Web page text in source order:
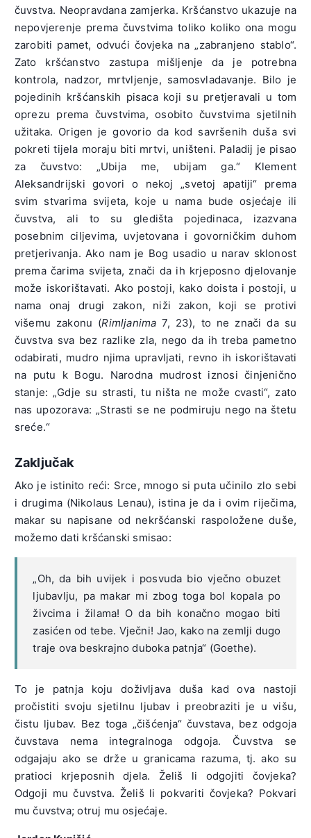
čuvstva. Neopravdana zamjerka. Kršćanstvo ukazuje na
nepovjerenje prema čuvstvima toliko koliko ona mogu
zarobiti pamet, odvući čovjeka na „zabranjeno stablo“.
Zato kršćanstvo zastupa mišljenje da je potrebna
kontrola, nadzor, mrtvljenje, samosvladavanje. Bilo je
pojedinih kršćanskih pisaca koji su pretjeravali u tom
oprezu prema čuvstvima, osobito čuvstvima sjetilnih
užitaka. Origen je govorio da kod savršenih duša svi
pokreti tijela moraju biti mrtvi, uništeni. Paladij je pisao
za čuvstvo: „Ubija me, ubijam ga.“ Klement
Aleksandrijski govori o nekoj „svetoj apatiji“ prema
svim stvarima svijeta, koje u nama bude osjećaje ili
čuvstva, ali to su gledišta pojedinaca, izazvana
posebnim ciljevima, uvjetovana i govorničkim duhom
pretjerivanja. Ako nam je Bog usadio u narav sklonost
prema čarima svijeta, znači da ih krjeposno djelovanje
može iskorištavati. Ako postoji, kako doista i postoji, u
nama onaj drugi zakon, niži zakon, koji se protivi
višemu zakonu (Rimljanima 7, 23), to ne znači da su
čuvstva sva bez razlike zla, nego da ih treba pametno
odabirati, mudro njima upravljati, revno ih iskorištavati
na putu k Bogu. Narodna mudrost iznosi činjenično
stanje: „Gdje su strasti, tu ništa ne može cvasti“, zato
nas upozorava: „Strasti se ne podmiruju nego na štetu
sreće.“
Zaključak
Ako je istinito reći: Srce, mnogo si puta učinilo zlo sebi
i drugima (Nikolaus Lenau), istina je da i ovim riječima,
makar su napisane od nekršćanski raspoložene duše,
možemo dati kršćanski smisao:
„Oh, da bih uvijek i posvuda bio vječno obuzet
ljubavlju, pa makar mi zbog toga bol kopala po
živcima i žilama! O da bih konačno mogao biti
zasićen od tebe. Vječni! Jao, kako na zemlji dugo
traje ova beskrajno duboka patnja“ (Goethe).
To je patnja koju doživljava duša kad ova nastoji
pročistiti svoju sjetilnu ljubav i preobraziti je u višu,
čistu ljubav. Bez toga „čišćenja“ čuvstava, bez odgoja
čuvstava nema integralnoga odgoja. Čuvstva se
odgajaju ako se drže u granicama razuma, tj. ako su
pratioci krjeposnih djela. Želiš li odgojiti čovjeka?
Odgoji mu čuvstva. Želiš li pokvariti čovjeka? Pokvari
mu čuvstva; otruj mu osjećaje.